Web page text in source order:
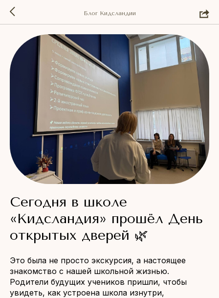
Блог Кидсландии
Сегодня в школе
«Кидсландия» прошёл День
открытых дверей 🌿
Это была не просто экскурсия, а настоящее
знакомство с нашей школьной жизнью.
Родители будущих учеников пришли, чтобы
увидеть, как устроена школа изнутри,